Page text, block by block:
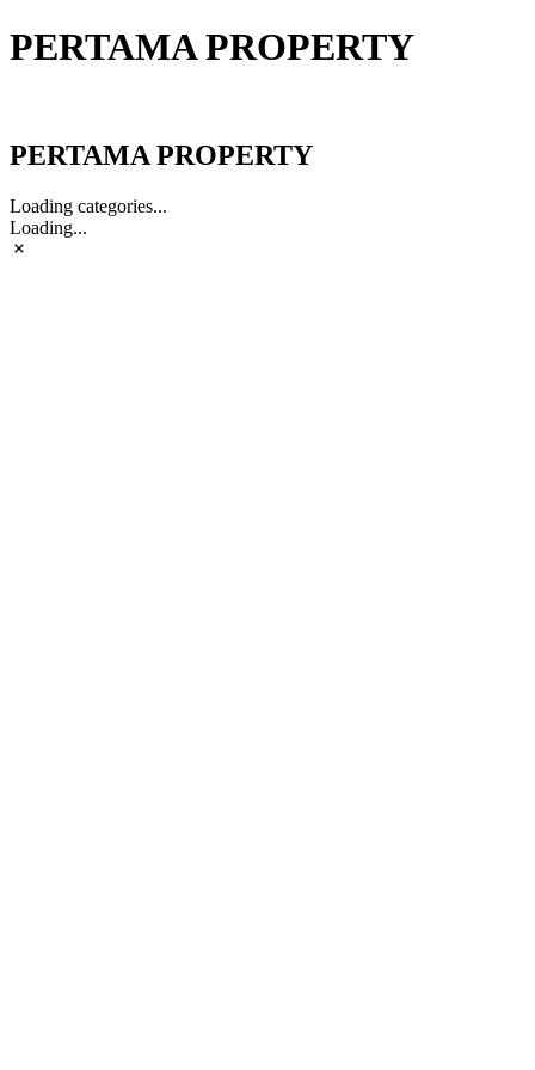
PERTAMA PROPERTY
PERTAMA PROPERTY
Loading categories...
Loading...